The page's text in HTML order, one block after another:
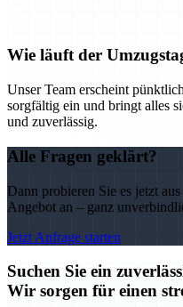
Wie läuft der
Unser Team erscheint
sorgfältig ein und bringt alles
und zuverlässig.
Alle Fragen geklärt?
Dann probieren Sie es jetzt
Angebot an – ganz
Jetzt Anfrage starten
Suchen Sie ein
Wir sorgen für einen